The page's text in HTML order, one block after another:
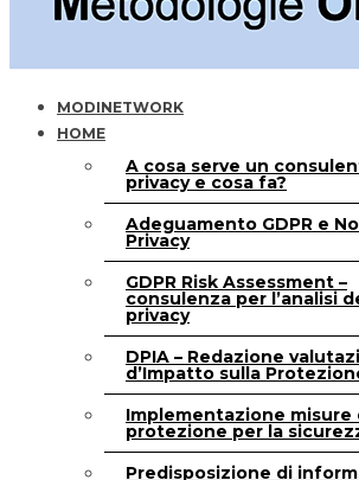
MODINETWORK
HOME
A cosa serve un
privacy e cosa fa?
Adeguamento GDPR e
Privacy
GDPR Risk Assessment –
consulenza per l’analisi
privacy
DPIA – Redazione
d’Impatto sulla
Implementazione misure
protezione per la
Predisposizione di